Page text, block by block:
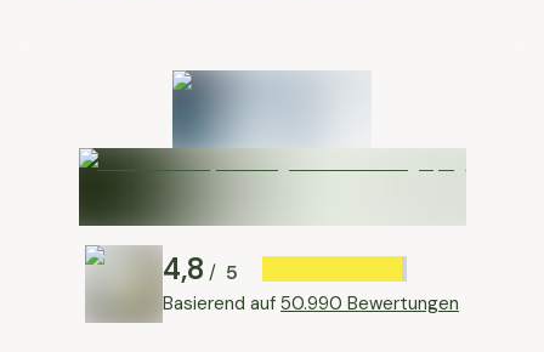
4,8 / 5
Basierend auf 50.990 Bewertungen